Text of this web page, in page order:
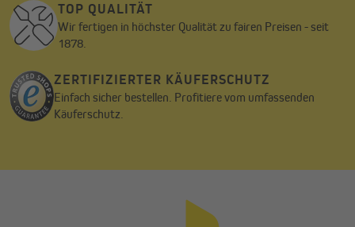
Einstellen des Motors mittels Einstellstift
TOP QUALITÄT
Wir fertigen in höchster Qualität zu fairen Preisen - seit
1878.
ZERTIFIZIERTER KÄUFERSCHUTZ
Einfach sicher bestellen. Profitiere vom umfassenden
Käuferschutz.